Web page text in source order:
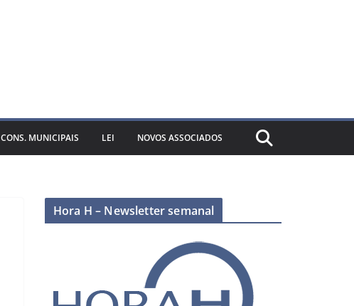
CONS. MUNICIPAIS LEI NOVOS ASSOCIADOS
Hora H – Newsletter semanal